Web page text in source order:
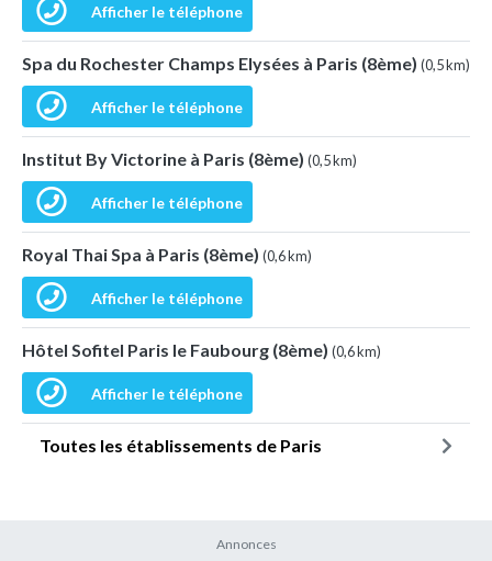
Afficher le téléphone
Spa du Rochester Champs Elysées à Paris (8ème) (0,5 km)
Afficher le téléphone
Institut By Victorine à Paris (8ème) (0,5 km)
Afficher le téléphone
Royal Thai Spa à Paris (8ème) (0,6 km)
Afficher le téléphone
Hôtel Sofitel Paris le Faubourg (8ème) (0,6 km)
Afficher le téléphone
Toutes les établissements de Paris